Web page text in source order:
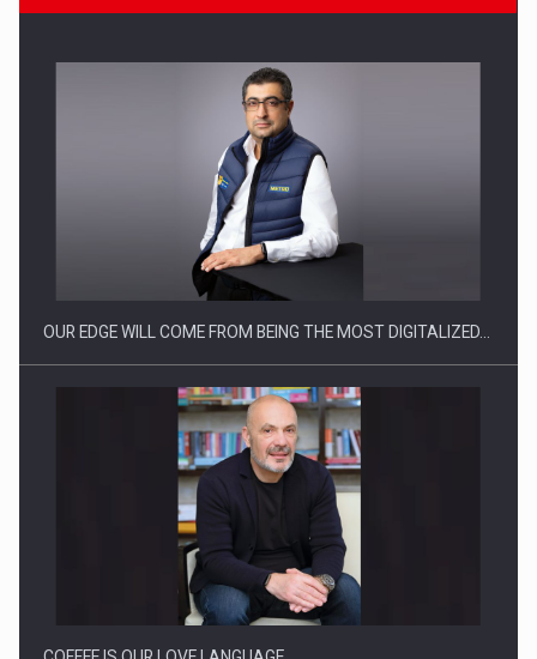
Producatorii si comerciantii care nu se supun noilor
Proteinmaxxing and the Future of Protein Demand
OUR EDGE WILL COME FROM BEING THE MOST DIGITALIZED…